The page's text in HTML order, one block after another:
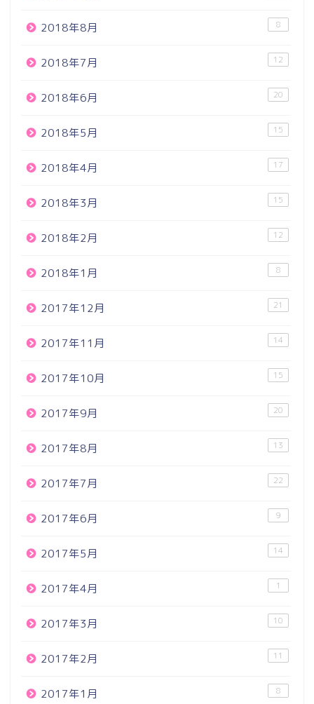
2018年8月 8
2018年7月 12
2018年6月 20
2018年5月 15
2018年4月 17
2018年3月 15
2018年2月 12
2018年1月 8
2017年12月 21
2017年11月 14
2017年10月 15
2017年9月 20
2017年8月 13
2017年7月 22
2017年6月 9
2017年5月 14
2017年4月 1
2017年3月 10
2017年2月 11
2017年1月 8